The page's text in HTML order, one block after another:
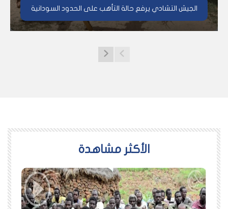
الجيش التشادي يرفع حالة التأهب على الحدود السودانية
اﻷكثر مشاهدة